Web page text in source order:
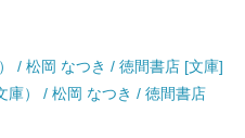
/ 松岡 なつき / 徳間書店 [文庫]
庫） / 松岡 なつき / 徳間書店